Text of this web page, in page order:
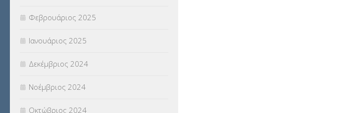
Φεβρουάριος 2025
Ιανουάριος 2025
Δεκέμβριος 2024
Νοέμβριος 2024
Οκτώβριος 2024